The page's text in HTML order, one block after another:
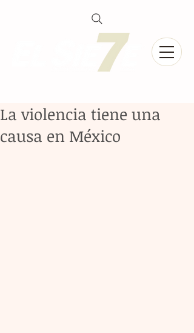
La violencia tiene una
causa en México